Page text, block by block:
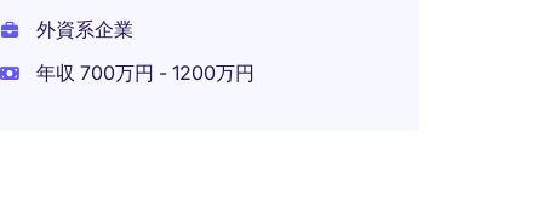
外資系企業
年収 700万円 - 1200万円